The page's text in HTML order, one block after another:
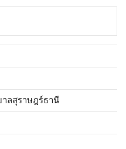
าลสุราษฎร์ธานี